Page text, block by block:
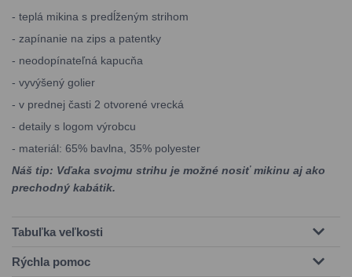
- teplá mikina s predĺženým strihom
- zapínanie na zips a patentky
- neodopínateľná kapucňa
- vyvýšený golier
- v prednej časti 2 otvorené vrecká
- detaily s logom výrobcu
- materiál: 65% bavlna, 35% polyester
Náš tip: Vďaka svojmu strihu je možné nosiť mikinu aj ako
prechodný kabátik.
Tabuľka veľkosti
Rýchla pomoc